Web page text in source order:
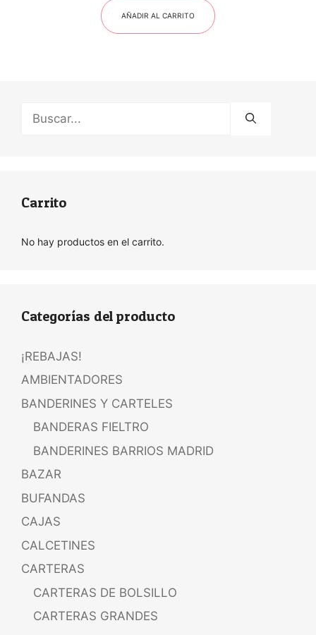
AÑADIR AL CARRITO
Carrito
No hay productos en el carrito.
Categorías del producto
¡REBAJAS!
AMBIENTADORES
BANDERINES Y CARTELES
BANDERAS FIELTRO
BANDERINES BARRIOS MADRID
BAZAR
BUFANDAS
CAJAS
CALCETINES
CARTERAS
CARTERAS DE BOLSILLO
CARTERAS GRANDES